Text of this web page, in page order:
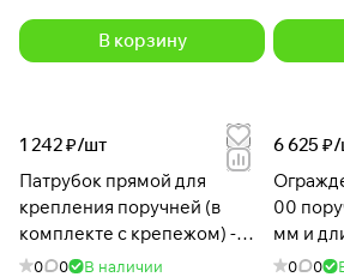
В корзину
1 242 ₽/шт
Патрубок прямой для
крепления поручней (в
комплекте с крепежом) -
BH02 0-10
0 0
В наличии
6 625 ₽/
00
мм и
0 0